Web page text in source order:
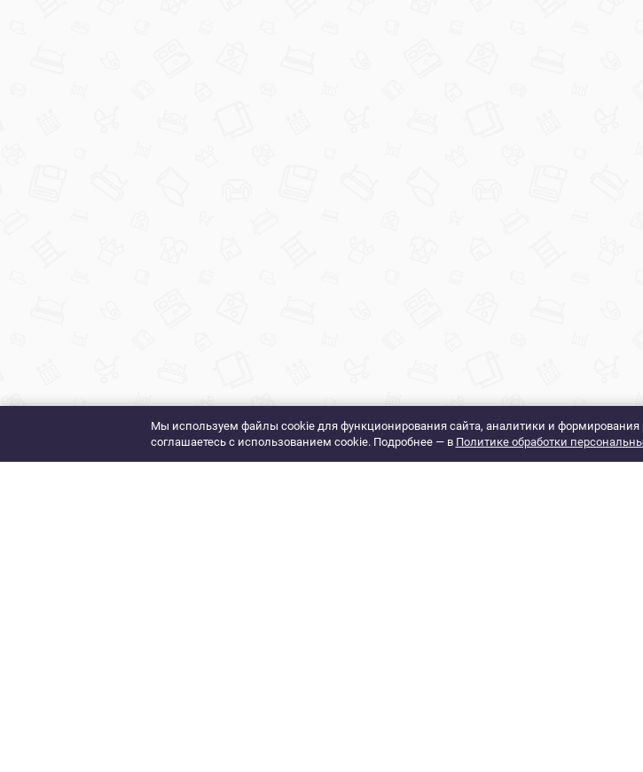
Мы используем файлы cookie для функционирования сайта, аналитики и
соглашаетесь с использованием cookie. Подробнее — в Политике обработки